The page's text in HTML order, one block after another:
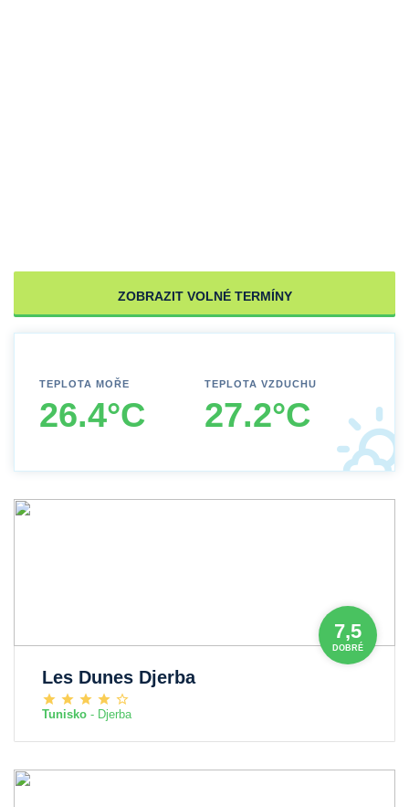
ZOBRAZIT VOLNÉ TERMÍNY
TEPLOTA MOŘE
26.4°C
TEPLOTA VZDUCHU
27.2°C
7,5
DOBRÉ
Les Dunes Djerba
Tunisko - Djerba